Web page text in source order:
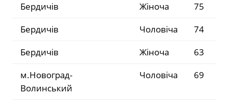
Бердичів
Жіноча
75
Бердичів
Чоловіча
74
Бердичів
Жіноча
63
м.Новоград-
Волинський
Чоловіча 69